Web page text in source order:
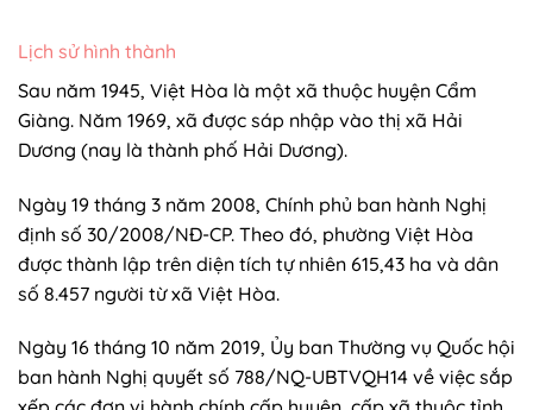
Lịch sử hình thành
Sau năm 1945, Việt Hòa là một xã thuộc huyện Cẩm
Giàng. Năm 1969, xã được sáp nhập vào thị xã Hải
Dương (nay là thành phố Hải Dương).
Ngày 19 tháng 3 năm 2008, Chính phủ ban hành Nghị
định số 30/2008/NĐ-CP. Theo đó, phường Việt Hòa
được thành lập trên diện tích tự nhiên 615,43 ha và dân
số 8.457 người từ xã Việt Hòa.
Ngày 16 tháng 10 năm 2019, Ủy ban Thường vụ Quốc hội
ban hành Nghị quyết số 788/NQ-UBTVQH14 về việc sắp